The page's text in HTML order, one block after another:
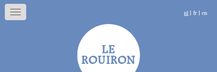
Toggle
navigation
nl fr en